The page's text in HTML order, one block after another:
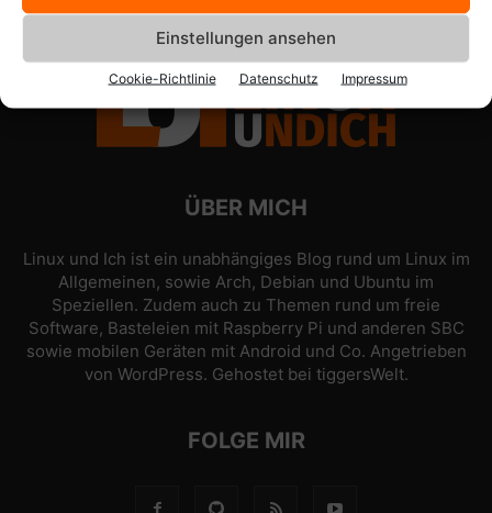
Einstellungen ansehen
Cookie-Richtlinie Datenschutz Impressum
ÜBER MICH
Linux und Ich ist ein unabhängiges Blog rund um Linux im
Allgemeinen, sowie Arch, Debian und Ubuntu im
Speziellen. Zudem auch zu Themen rund um freie
Software, Basteleien mit Raspberry Pi und anderen SBC
sowie mobilen Geräten mit Android und Co. Angetrieben
von WordPress. Gehostet bei tiggersWelt.
FOLGE MIR